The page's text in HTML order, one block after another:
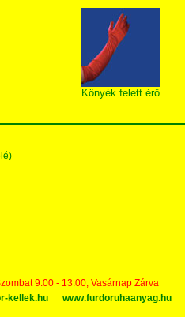
Könyék felett érő
9:00 - 13:00, Vasárnap Zárva
kellek.hu www.furdoruhaanyag.hu